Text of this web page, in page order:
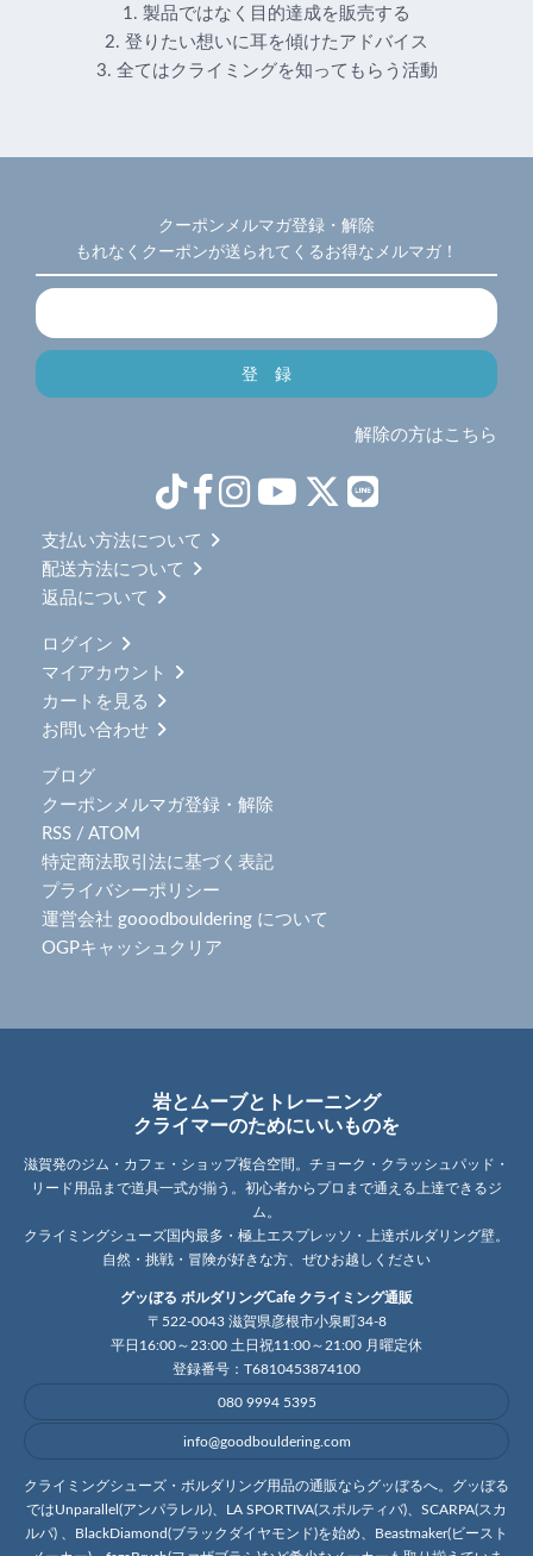
1. 製品ではなく目的達成を販売する
2. 登りたい想いに耳を傾けたアドバイス
3. 全てはクライミングを知ってもらう活動
クーポンメルマガ登録・解除
もれなくクーポンが送られてくるお得なメルマガ！
解除の方はこちら
支払い方法について
配送方法について
返品について
ログイン
マイアカウント
カートを見る
お問い合わせ
ブログ
クーポンメルマガ登録・解除
RSS / ATOM
特定商法取引法に基づく表記
プライバシーポリシー
運営会社 gooodbouldering について
OGPキャッシュクリア
岩とムーブとトレーニング
クライマーのためにいいものを
滋賀発のジム・カフェ・ショップ複合空間。チョーク・クラッシュパッド・
リード用品まで道具一式が揃う。初心者からプロまで通える上達できるジ
ム。
クライミングシューズ国内最多・極上エスプレッソ・上達ボルダリング壁。
自然・挑戦・冒険が好きな方、ぜひお越しください
グッぼる ボルダリングCafe クライミング通販
〒522-0043 滋賀県彦根市小泉町34-8
平日16:00～23:00 土日祝11:00～21:00 月曜定休
登録番号：T6810453874100
080 9994 5395
info@goodbouldering.com
クライミングシューズ・ボルダリング用品の通販ならグッぼるへ。グッぼる
ではUnparallel(アンパラレル)、LA SPORTIVA(スポルティバ)、SCARPA(スカ
ルパ) 、BlackDiamond(ブラックダイヤモンド)を始め、Beastmaker(ビースト